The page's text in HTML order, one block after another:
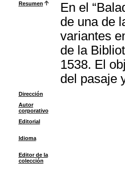
Resumen
En el
de una de
variantes
de la
1538. El
del pasaje
Dirección
Autor
corporativo
Editorial
Idioma
Editor de la
colección